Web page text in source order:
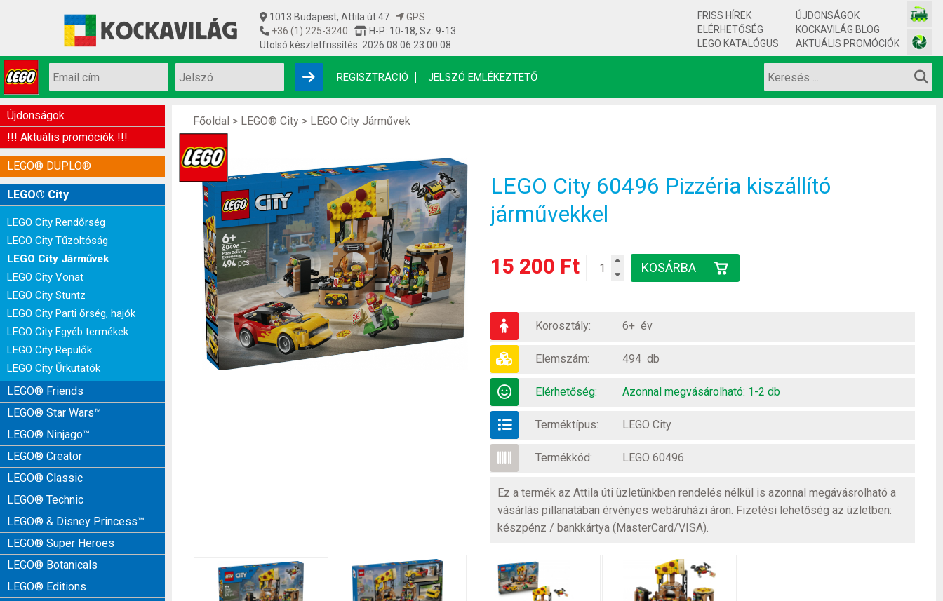
1013 Budapest, Attila út 47.
GPS
+36 (1) 225-3240
H-P: 10-18, Sz: 9-13
Utolsó készletfrissítés: 2026.08.06 23:00:08
FRISS HÍREK
ELÉRHETŐSÉG
LEGO KATALÓGUS
ÚJDONSÁGOK
KOCKAVILÁG BLOG
AKTUÁLIS PROMÓCIÓK
REGISZTRÁCIÓ JELSZÓ EMLÉKEZTETŐ
Újdonságok
!!! Aktuális promóciók !!!
LEGO® DUPLO®
LEGO® City
LEGO City Rendőrség
LEGO City Tűzoltóság
LEGO City Járművek
LEGO City Vonat
LEGO City Stuntz
LEGO City Parti őrség, hajók
LEGO City Egyéb termékek
LEGO City Repülők
LEGO City Űrkutatók
LEGO® Friends
LEGO® Star Wars™
LEGO® Ninjago™
LEGO® Creator
LEGO® Classic
LEGO® Technic
LEGO® & Disney Princess™
LEGO® Super Heroes
LEGO® Botanicals
LEGO® Editions
Főoldal > LEGO® City> LEGO City Járművek
LEGO City 60496 Pizzéria kiszállító
járművekkel
15 200 Ft
Korosztály: 6+ év
Elemszám: 494 db
Elérhetőség: Azonnal megvásárolható: 1-2 db
Terméktípus: LEGO City
Termékkód: LEGO 60496
Ez a termék az Attila úti üzletünkben rendelés nélkül is azonnal megávásrolható a
vásárlás pillanatában érvényes webáruházi áron. Fizetési lehetőség az üzletben:
készpénz / bankkártya (MasterCard/VISA).